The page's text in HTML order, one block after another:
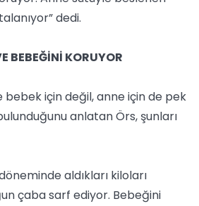
dedi.
BEBEĞİNİ KORUYOR
bebek için değil, anne için de pek
anlatan Örs, şunları
aldıkları kiloları
çaba sarf ediyor. Bebeğini